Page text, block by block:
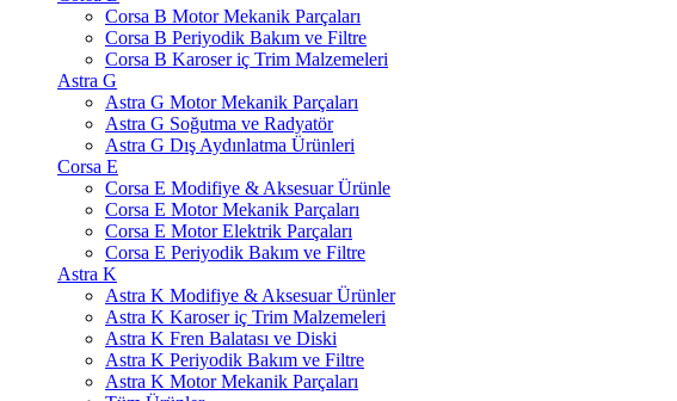
Corsa B Motor Mekanik Parçaları
Corsa B Periyodik Bakım ve Filtre
Corsa B Karoser iç Trim Malzemeleri
Astra G
Astra G Motor Mekanik Parçaları
Astra G Soğutma ve Radyatör
Astra G Dış Aydınlatma Ürünleri
Corsa E
Corsa E Modifiye & Aksesuar Ürünle
Corsa E Motor Mekanik Parçaları
Corsa E Motor Elektrik Parçaları
Corsa E Periyodik Bakım ve Filtre
Astra K
Astra K Modifiye & Aksesuar Ürünler
Astra K Karoser iç Trim Malzemeleri
Astra K Fren Balatası ve Diski
Astra K Periyodik Bakım ve Filtre
Astra K Motor Mekanik Parçaları